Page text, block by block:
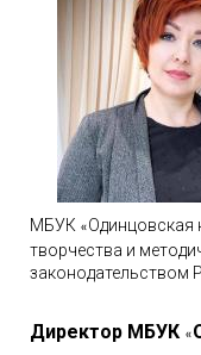
МБУК «Одинцовская
творчества и
законодательством
Директор МБУК «